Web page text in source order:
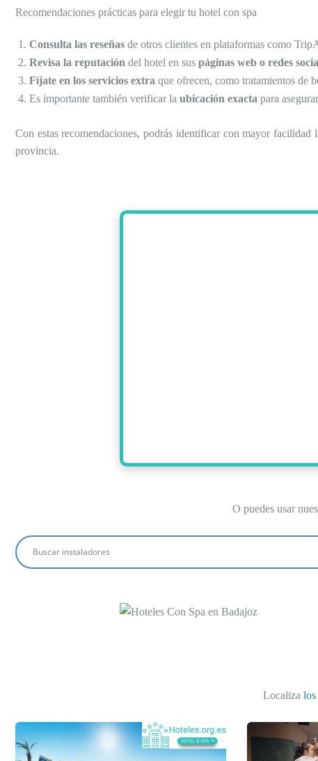
Recomendaciones prácticas para elegir tu hotel con spa
Consulta las reseñas de otros clientes en plataformas como
Revisa la reputación del hotel en sus páginas web o redes
Fíjate en los servicios extra que ofrecen, como tratamientos de
Es importante también verificar la ubicación exacta para
Con estas recomendaciones, podrás identificar con mayor facilidad
provincia.
O puedes usar
Localiza los